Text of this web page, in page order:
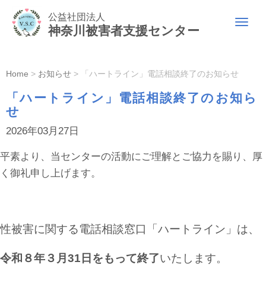
公益社団法人
神奈川被害者支援センター
N
o
Home > お知らせ > 「ハートライン」電話相談終了のお知らせ
「ハートライン」電話相談終了のお知ら
せ
2026年03月27日
平素より、当センターの活動にご理解とご協力を賜り、厚
く御礼申し上げます。
性被害に関する電話相談窓口「ハートライン」は、
令和８年３月31日をもって終了いたします。